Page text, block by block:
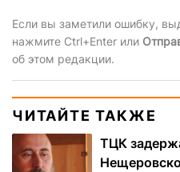
Если вы заметили ошибку,
нажмите Ctrl+Enter или
об этом редакции.
ЧИТАЙТЕ ТАКЖЕ
ТЦК